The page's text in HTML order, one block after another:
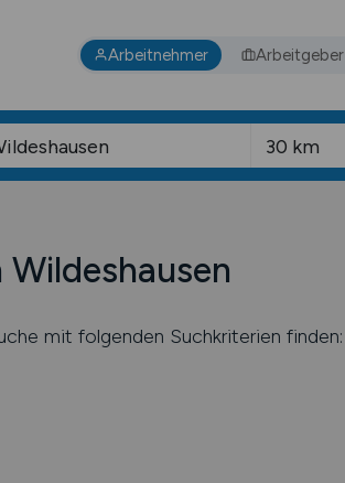
Arbeitnehmer Arbeitgeber
mit folgenden Suchkriterien finden: